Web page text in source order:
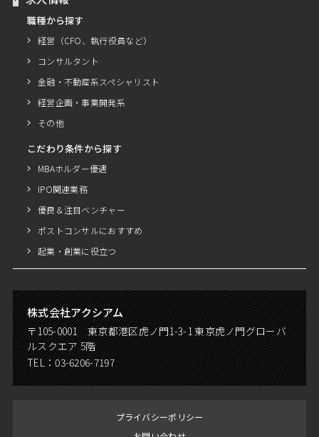
職種から探す
経営（CFO、執行役員など）
コンサルタント
金融・不動産系スペシャリスト
経営企画・事業開発系
その他
こだわり条件から探す
MBAホルダー優遇
IPO関連業務
優良＆注目ベンチャー
ポストコンサルにおすすめ
起業・創業に役立つ
株式会社アクシアム
〒105-0001 東京都港区虎ノ門1-3-1 東京虎ノ門グローバ
ルスクエア 5階
TEL：03-6206-7197
プライバシーポリシー